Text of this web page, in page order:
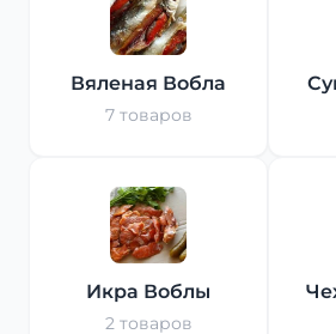
Вяленая Вобла
7 товаров
Икра Воблы
2 товаров